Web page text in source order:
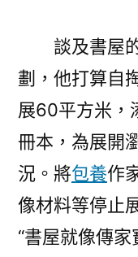
談及書屋
劃，他打算自
展60平方米，
冊本，為展開
況。將包養作
像材料等停止
“書屋就像傳